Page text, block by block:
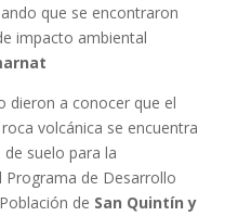
que se encontraron
impacto ambiental
dieron a conocer que el
volcánica se encuentra
suelo para la
de Desarrollo
de San Quintín y